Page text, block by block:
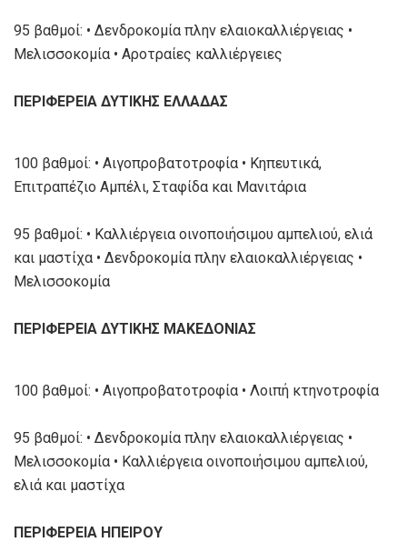
95 βαθμοί: • Δενδροκομία πλην ελαιοκαλλιέργειας •
Μελισσοκομία • Αροτραίες καλλιέργειες
ΠΕΡΙΦΕΡΕΙΑ ΔΥΤΙΚΗΣ ΕΛΛΑΔΑΣ
100 βαθμοί: • Αιγοπροβατοτροφία • Κηπευτικά,
Επιτραπέζιο Αμπέλι, Σταφίδα και Μανιτάρια
95 βαθμοί: • Καλλιέργεια οινοποιήσιμου αμπελιού, ελιά
και μαστίχα • Δενδροκομία πλην ελαιοκαλλιέργειας •
Μελισσοκομία
ΠΕΡΙΦΕΡΕΙΑ ΔΥΤΙΚΗΣ ΜΑΚΕΔΟΝΙΑΣ
100 βαθμοί: • Αιγοπροβατοτροφία • Λοιπή κτηνοτροφία
95 βαθμοί: • Δενδροκομία πλην ελαιοκαλλιέργειας •
Μελισσοκομία • Καλλιέργεια οινοποιήσιμου αμπελιού,
ελιά και μαστίχα
ΠΕΡΙΦΕΡΕΙΑ ΗΠΕΙΡΟΥ